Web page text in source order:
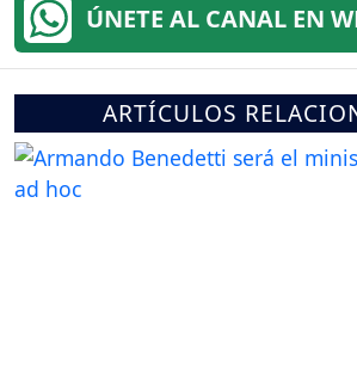
ÚNETE AL CANAL EN
ARTÍCULOS